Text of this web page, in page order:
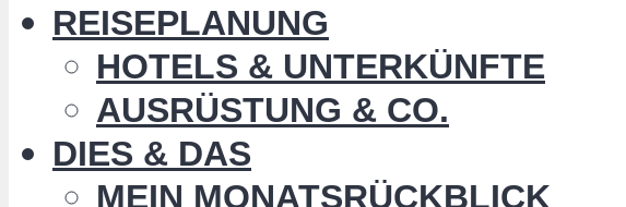
REISEPLANUNG
HOTELS & UNTERKÜNFTE
AUSRÜSTUNG & CO.
DIES & DAS
MEIN MONATSRÜCKBLICK